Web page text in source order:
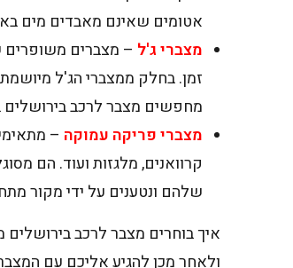
אטומים שאינם מאבדים מים
מצברי ג'ל – מצברים
מחפשים מצבר לרכב בירושלים
מצברי פריקה עמוקה –
קרוואנים, מלגזות ועוד. הם
שלהם ונטענים על ידי מקור
איך בוחרים מצבר לרכב בירושלים
ולאחר מכן להגיע אליכם עם